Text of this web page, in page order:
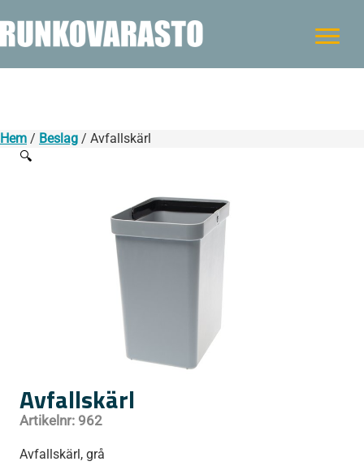
Hem / Beslag / Avfallskärl
🔍
Avfallskärl
Artikelnr: 962
Avfallskärl, grå